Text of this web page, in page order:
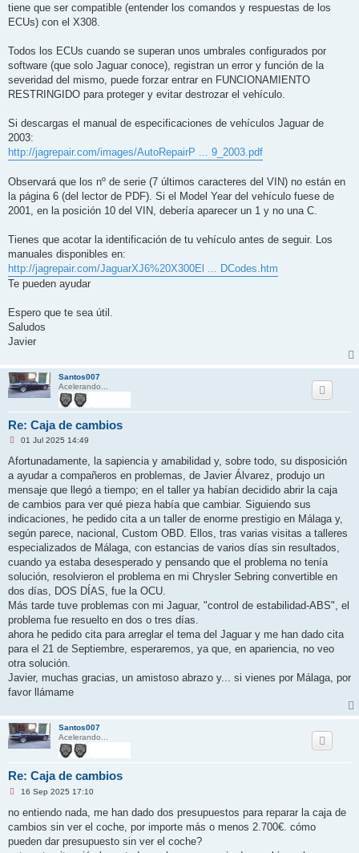
tiene que ser compatible (entender los comandos y respuestas de los
ECUs) con el X308.
Todos los ECUs cuando se superan unos umbrales configurados por
software (que solo Jaguar conoce), registran un error y función de la
severidad del mismo, puede forzar entrar en FUNCIONAMIENTO
RESTRINGIDO para proteger y evitar destrozar el vehículo.
Si descargas el manual de especificaciones de vehículos Jaguar de
2003:
http://jagrepair.com/images/AutoRepairP ... 9_2003.pdf
Observará que los nº de serie (7 últimos caracteres del VIN) no están en
la página 6 (del lector de PDF). Si el Model Year del vehículo fuese de
2001, en la posición 10 del VIN, debería aparecer un 1 y no una C.
Tienes que acotar la identificación de tu vehículo antes de seguir. Los
manuales disponibles en:
http://jagrepair.com/JaguarXJ6%20X300El ... DCodes.htm
Te pueden ayudar
Espero que te sea útil.
Saludos
Javier
Santos007
Acelerando...
Re: Caja de cambios
M
n
a
j
s
i
l
e
e
r
01 Jul 2025 14:49
Afortunadamente, la sapiencia y amabilidad y, sobre todo, su disposición
a ayudar a compañeros en problemas, de Javier Álvarez, produjo un
mensaje que llegó a tiempo; en el taller ya habían decidido abrir la caja
de cambios para ver qué pieza había que cambiar. Siguiendo sus
indicaciones, he pedido cita a un taller de enorme prestigio en Málaga y,
según parece, nacional, Custom OBD. Ellos, tras varias visitas a talleres
especializados de Málaga, con estancias de varios días sin resultados,
cuando ya estaba desesperado y pensando que el problema no tenía
solución, resolvieron el problema en mi Chrysler Sebring convertible en
dos días, DOS DÍAS, fue la OCU.
Más tarde tuve problemas con mi Jaguar, "control de estabilidad-ABS", el
problema fue resuelto en dos o tres días.
ahora he pedido cita para arreglar el tema del Jaguar y me han dado cita
para el 21 de Septiembre, esperaremos, ya que, en apariencia, no veo
otra solución.
Javier, muchas gracias, un amistoso abrazo y... si vienes por Málaga, por
favor llámame
Santos007
Acelerando...
Re: Caja de cambios
M
n
a
j
16 Sep 2025 17:10
no entiendo nada, me han dado dos presupuestos para reparar la caja de
cambios sin ver el coche, por importe más o menos 2.700€. cómo
pueden dar presupuesto sin ver el coche?